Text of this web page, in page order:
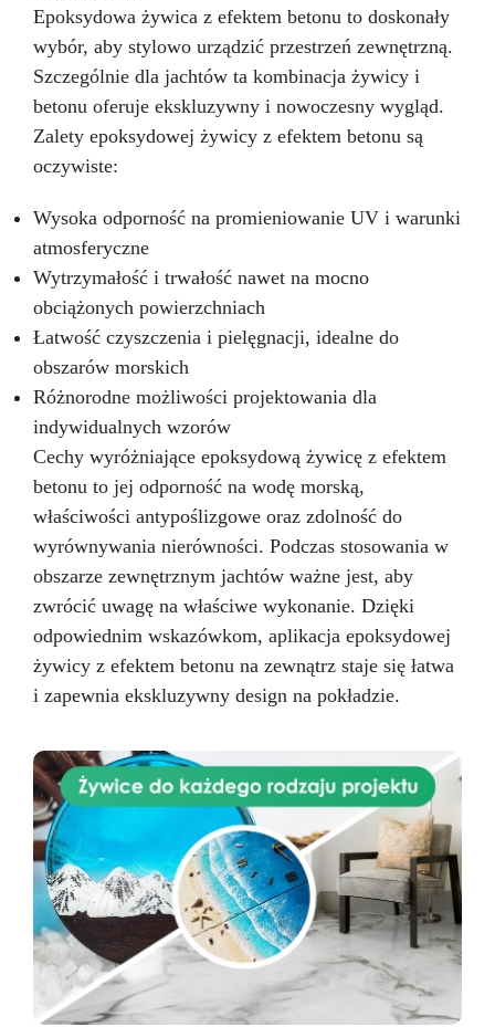
Epoksydowa żywica z efektem betonu to doskonały
wybór, aby stylowo urządzić przestrzeń zewnętrzną.
Szczególnie dla jachtów ta kombinacja żywicy i
betonu oferuje ekskluzywny i nowoczesny wygląd.
Zalety epoksydowej żywicy z efektem betonu są
oczywiste:
Wysoka odporność na promieniowanie UV i warunki
atmosferyczne
Wytrzymałość i trwałość nawet na mocno
obciążonych powierzchniach
Łatwość czyszczenia i pielęgnacji, idealne do
obszarów morskich
Różnorodne możliwości projektowania dla
indywidualnych wzorów
Cechy wyróżniające epoksydową żywicę z efektem
betonu to jej odporność na wodę morską,
właściwości antypoślizgowe oraz zdolność do
wyrównywania nierówności. Podczas stosowania w
obszarze zewnętrznym jachtów ważne jest, aby
zwrócić uwagę na właściwe wykonanie. Dzięki
odpowiednim wskazówkom, aplikacja epoksydowej
żywicy z efektem betonu na zewnątrz staje się łatwa
i zapewnia ekskluzywny design na pokładzie.